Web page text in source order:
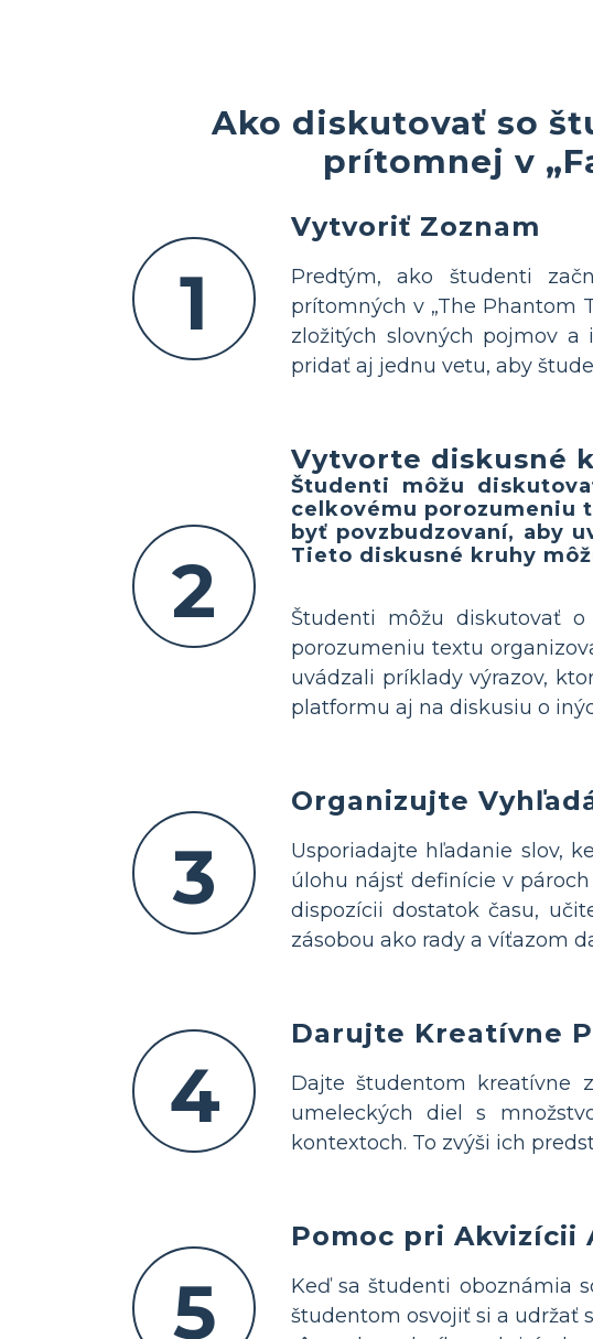
Ako diskutovať so
prítomnej v
1
Vytvoriť Zoznam
Predtým, ako študenti
prítomných v „The Phantom
zložitých slovných pojmov
pridať aj jednu vetu, aby
2
Vytvorte diskusné
Študenti môžu
celkovému porozumeniu
byť povzbudzovaní, aby
Tieto diskusné kruhy
Študenti môžu diskutovať
porozumeniu textu
uvádzali príklady výrazov,
platformu aj na diskusiu o
3
Organizujte
Usporiadajte hľadanie slov,
úlohu nájsť definície v
dispozícii dostatok času,
zásobou ako rady a víťazom
4
Darujte Kreatívne
Dajte študentom kreatívne
umeleckých diel s
kontextoch. To zvýši ich
5
Pomoc pri Akvizícii
Keď sa študenti oboznámia
študentom osvojiť si a udržať